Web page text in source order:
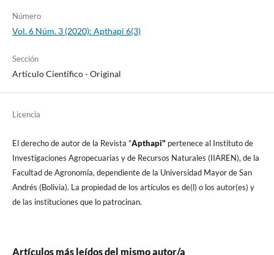
Número
Vol. 6 Núm. 3 (2020): Apthapi 6(3)
Sección
Artículo Cientí­fico - Original
Licencia
El derecho de autor de la Revista "Apthapi" pertenece al Instituto de
Investigaciones Agropecuarias y de Recursos Naturales (IIAREN), de la
Facultad de Agronomí­a, dependiente de la Universidad Mayor de San
Andrés (Bolivia). La propiedad de los artí­culos es de(l) o los autor(es) y
de las instituciones que lo patrocinan.
Artículos más leídos del mismo autor/a